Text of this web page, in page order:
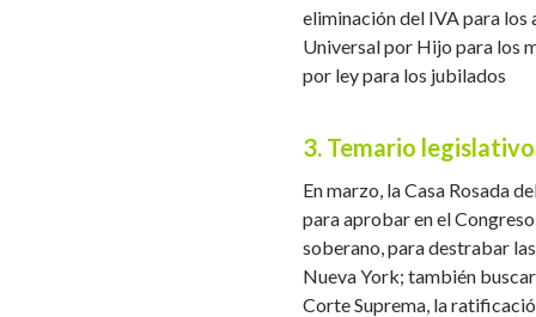
eliminación del IVA para los
Universal por Hijo para los
por ley para los jubilados
3. Temario legislativo
En marzo, la Casa Rosada
para aprobar en el
soberano, para destrabar
Nueva York; también
Corte Suprema, la